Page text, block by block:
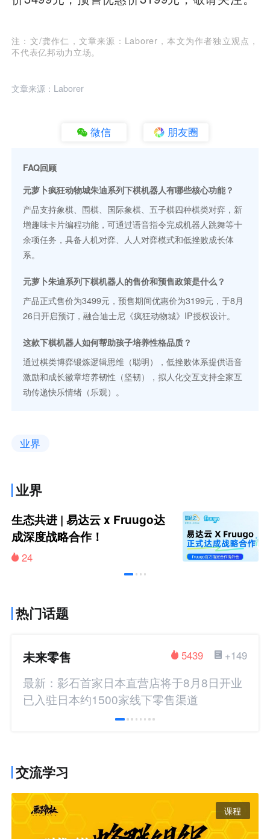
注：文/龚作仁，文章来源：Laborer，本文为作者独立观点，
不代表亿邦动力立场。
文章来源：Laborer
微信 朋友圈
FAQ回顾
元萝卜疯狂动物城朱迪系列下棋机器人有哪些核心功能？
产品支持象棋、围棋、国际象棋、五子棋四种棋类对弈，新
增趣味卡片编程功能，可通过语音指令完成机器人跳舞等十
余项任务，具备人机对弈、人人对弈模式和低挫败成长体
系。
元萝卜朱迪系列下棋机器人的售价和预售政策是什么？
产品正式售价为3499元，预售期间优惠价为3199元，于8月
26日开启预订，融合迪士尼《疯狂动物城》IP授权设计。
这款下棋机器人如何帮助孩子培养性格品质？
通过棋类博弈锻炼逻辑思维（聪明），低挫败体系提供语音
激励和成长徽章培养韧性（坚韧），拟人化交互支持全家互
动传递快乐情绪（乐观）。
业界
业界
生态共进 | 易达云 x Fruugo达
成深度战略合作！
24
热门话题
未来零售 +149
5439
最新：影石首家日本直营店将于8月8日开业
已入驻日本约1500家线下零售渠道
交流学习
课程